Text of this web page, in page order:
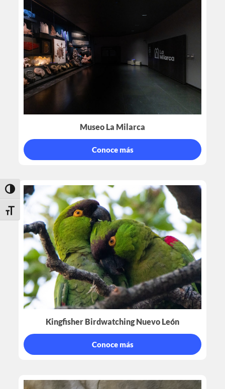
Toggle High Contrast
Toggle Font size
Museo La Milarca
Conoce más
Kingfisher Birdwatching Nuevo León
Conoce más